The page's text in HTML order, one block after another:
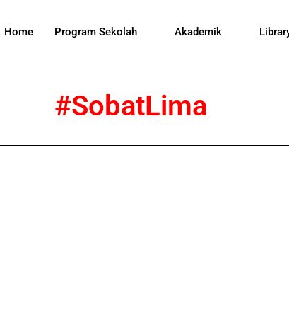
Home Program Sekolah Akademik
#SobatLima